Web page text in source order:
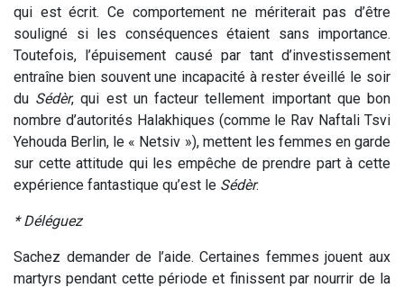
qui est écrit. Ce comportement ne mériterait pas d’être
souligné si les conséquences étaient sans importance.
Toutefois, l’épuisement causé par tant d’investissement
entraîne bien souvent une incapacité à rester éveillé le soir
du Sédèr, qui est un facteur tellement important que bon
nombre d’autorités Halakhiques (comme le Rav Naftali Tsvi
Yehouda Berlin, le « Netsiv »), mettent les femmes en garde
sur cette attitude qui les empêche de prendre part à cette
expérience fantastique qu’est le Sédèr.
* Déléguez
Sachez demander de l’aide. Certaines femmes jouent aux
martyrs pendant cette période et finissent par nourrir de la